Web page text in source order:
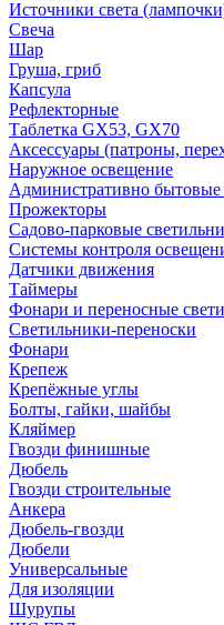
Источники света
Свеча
Шар
Груша, гриб
Капсула
Рефлекторные
Таблетка GX53, GX70
Аксессуары (патроны,
Наружное освещение
Административно бытовые
Прожекторы
Садово-парковые
Системы контроля
Датчики движения
Таймеры
Фонари и переносные
Светильники-переноски
Фонари
Крепеж
Крепёжные углы
Болты, гайки, шайбы
Кляймер
Гвозди финишные
Дюбель
Гвозди строительные
Анкера
Дюбель-гвозди
Дюбели
Универсальные
Для изоляции
Шурупы